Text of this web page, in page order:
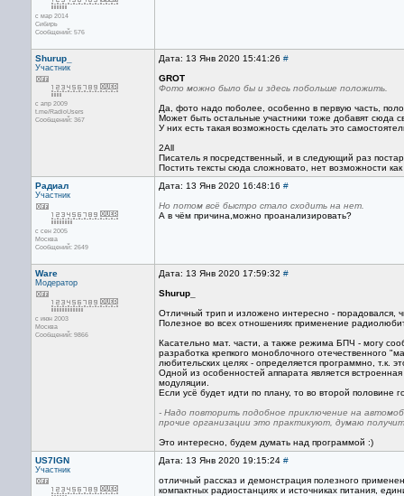
с мар 2014
Сибирь
Сообщений: 576
Shurup_
Участник
с апр 2009
t.me/RadioUsers
Сообщений: 367
Дата: 13 Янв 2020 15:41:26 #
GROT
Фото можно было бы и здесь побольше положить.
Да, фото надо поболее, особенно в первую часть,
Может быть остальные участники тоже добавят сюда
У них есть такая возможность сделать это
2All
Писатель я посредственный, и в следующий раз
Постить тексты сюда сложновато, нет возможности
Радиал
Участник
с сен 2005
Москва
Сообщений: 2649
Дата: 13 Янв 2020 16:48:16 #
Но потом всё быстро стало сходить на нет.
А в чём причина,можно проанализировать?
Ware
Модератор
с июн 2003
Москва
Сообщений: 9866
Дата: 13 Янв 2020 17:59:32 #
Shurup_
Отличный трип и изложено интересно - порадовался,
Полезное во всех отношениях применение
Касательно мат. части, а также режима БПЧ - могу
разработка крепкого моноблочного отечественного
любительских целях - определяется программно, т.к.
Одной из особенностей аппарата является
модуляции.
Если усё будет идти по плану, то во второй
- Надо повторить подобное приключение на
прочие организации это практикуют, думаю
Это интересно, будем думать над программой :)
US7IGN
Участник
Дата: 13 Янв 2020 19:15:24 #
отличный рассказ и демонстрация полезного
компактных радиостанциях и источниках питания,